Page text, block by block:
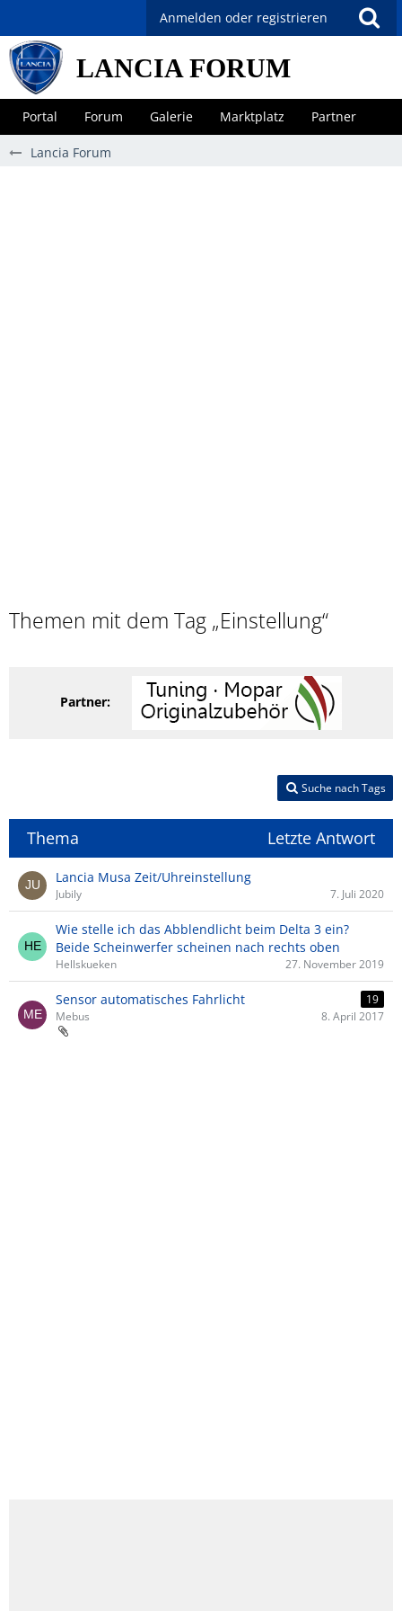
Anmelden oder registrieren
LANCIA FORUM
Portal Forum Galerie Marktplatz Partner
Lancia Forum
Themen mit dem Tag „Einstellung“
Partner:
Suche nach Tags
Thema Letzte Antwort
Lancia Musa Zeit/Uhreinstellung
Jubily 7. Juli 2020
Wie stelle ich das Abblendlicht beim Delta 3 ein?
Beide Scheinwerfer scheinen nach rechts oben
Hellskueken 27. November 2019
Sensor automatisches Fahrlicht
19
Mebus
8. April 2017